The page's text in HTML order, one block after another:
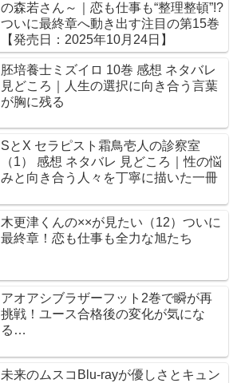
の森若さん～｜恋も仕事も“整理整頓”!?
ついに最終章へ動き出す注目の第15巻
【発売日：2025年10月24日】
胚培養士ミズイロ 10巻 感想 ネタバレ
見どころ｜人生の選択に向き合う言葉
が胸に残る
SとX セラピスト霜鳥壱人の診察室
（1） 感想 ネタバレ 見どころ｜性の悩
みと向き合う人々を丁寧に描いた一冊
木更津くんの××が見たい（12）ついに
最終章！恋も仕事も全力な旭たち
アオアシブラザーフット2巻で瞬が再
挑戦！ユース合格後の変化が気にな
る…
未来のムスコBlu-rayが優しさとキュン